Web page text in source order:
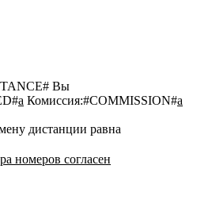
Вы
a Комиссия:#COMMISSION#a
дистанции равна
номеров согласен